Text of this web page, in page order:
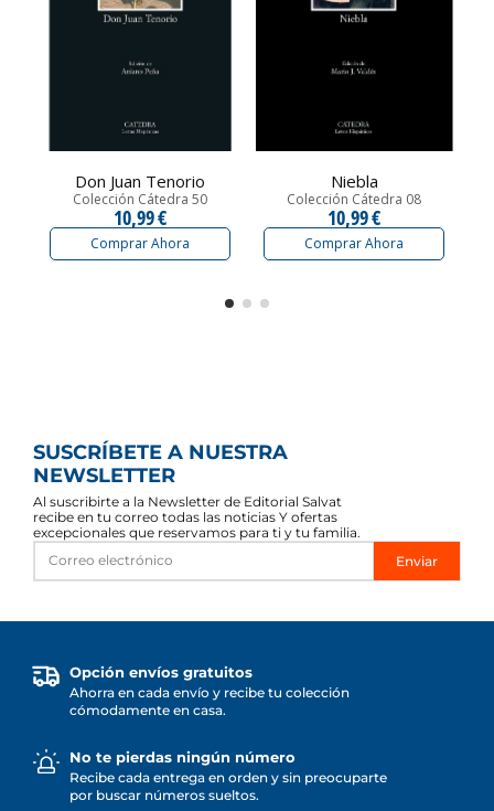
Don Juan Tenorio
Colección Cátedra 50
10,99 €
Comprar Ahora
Niebla
Colección Cátedra 08
10,99 €
Comprar Ahora
SUSCRÍBETE A NUESTRA
NEWSLETTER
Al suscribirte a la Newsletter de Editorial Salvat
recibe en tu correo todas las noticias Y ofertas
excepcionales que reservamos para ti y tu familia.
Enviar
Opción envíos gratuitos
Ahorra en cada envío y recibe tu colección
cómodamente en casa.
No te pierdas ningún número
Recibe cada entrega en orden y sin preocuparte
por buscar números sueltos.